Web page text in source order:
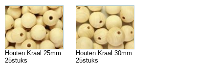
Houten Kraal 25mm
25stuks
Houten Kraal 30mm
25stuks